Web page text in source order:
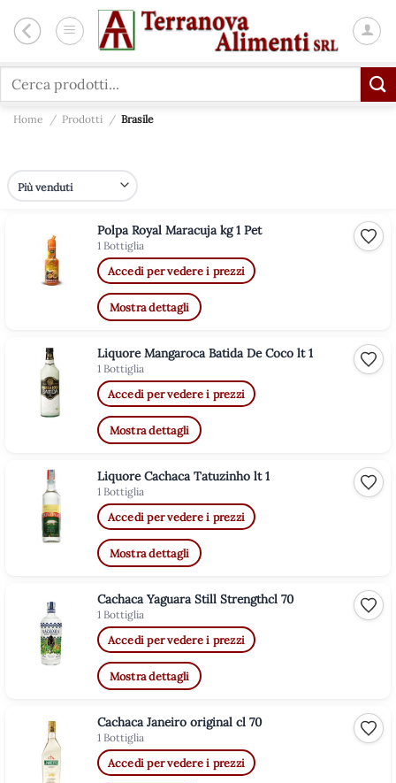
Cerca:
Home / Prodotti / Brasile
Polpa Royal Maracuja kg 1 Pet
1 Bottiglia
Accedi per vedere i prezzi
Mostra dettagli
Liquore Mangaroca Batida De Coco lt 1
1 Bottiglia
Accedi per vedere i prezzi
Mostra dettagli
Liquore Cachaca Tatuzinho lt 1
1 Bottiglia
Accedi per vedere i prezzi
Mostra dettagli
Cachaca Yaguara Still Strengthcl 70
1 Bottiglia
Accedi per vedere i prezzi
Mostra dettagli
Cachaca Janeiro original cl 70
1 Bottiglia
Accedi per vedere i prezzi